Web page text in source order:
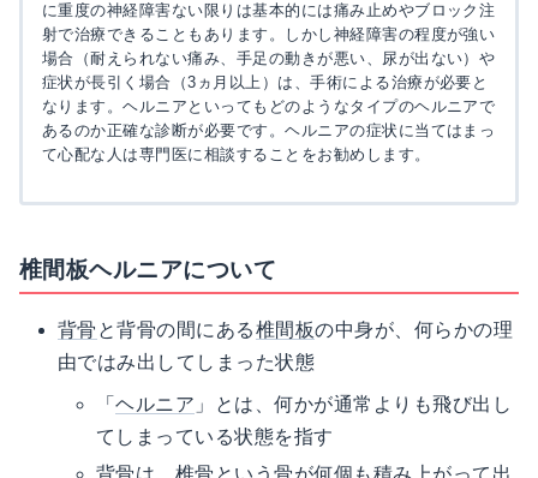
に重度の神経障害ない限りは基本的には痛み止めやブロック注
射で治療できることもあります。しかし神経障害の程度が強い
場合（耐えられない痛み、手足の動きが悪い、尿が出ない）や
症状が長引く場合（3ヵ月以上）は、手術による治療が必要と
なります。ヘルニアといってもどのようなタイプのヘルニアで
あるのか正確な診断が必要です。ヘルニアの症状に当てはまっ
て心配な人は専門医に相談することをお勧めします。
椎間板ヘルニアについて
背骨 と背骨の間にある椎間板の中身が、何らかの理
由ではみ出してしまった状態
「ヘルニア 」とは、何かが通常よりも飛び出し
てしまっている状態を指す